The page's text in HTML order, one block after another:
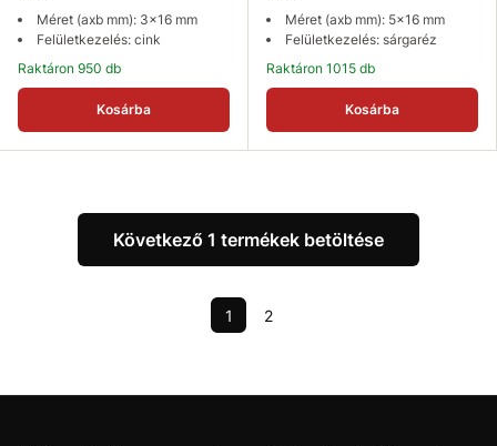
Méret (axb mm): 3x16 mm
Felületkezelés: cink
Raktáron 950 db
Kosárba
Méret (axb mm): 5x16 mm
Felületkezelés: sárgaréz
Raktáron 1015 db
Kosárba
Következő 1 termékek betöltése
1 2